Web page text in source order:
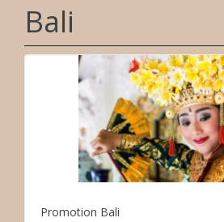
Bali
Promotion Bali